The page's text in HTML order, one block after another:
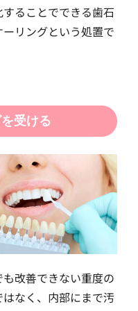
ることでできる歯石
リングという処置で
受ける
改善できない重度の
なく、内部にまで汚